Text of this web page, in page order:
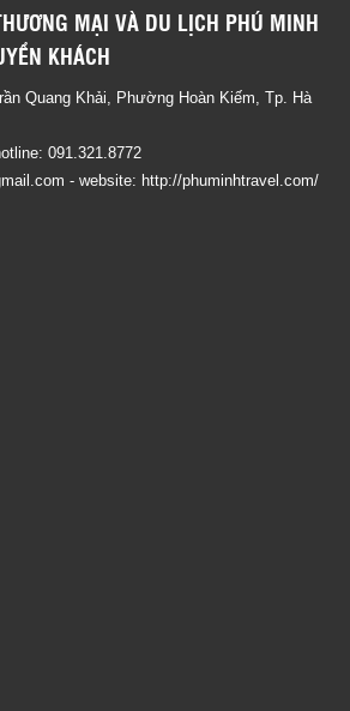
MẠI VÀ DU LỊCH PHÚ MINH
KHÁCH
Quang Khải, Phường Hoàn Kiếm, Tp. Hà
091.321.8772
- website: http://phuminhtravel.com/